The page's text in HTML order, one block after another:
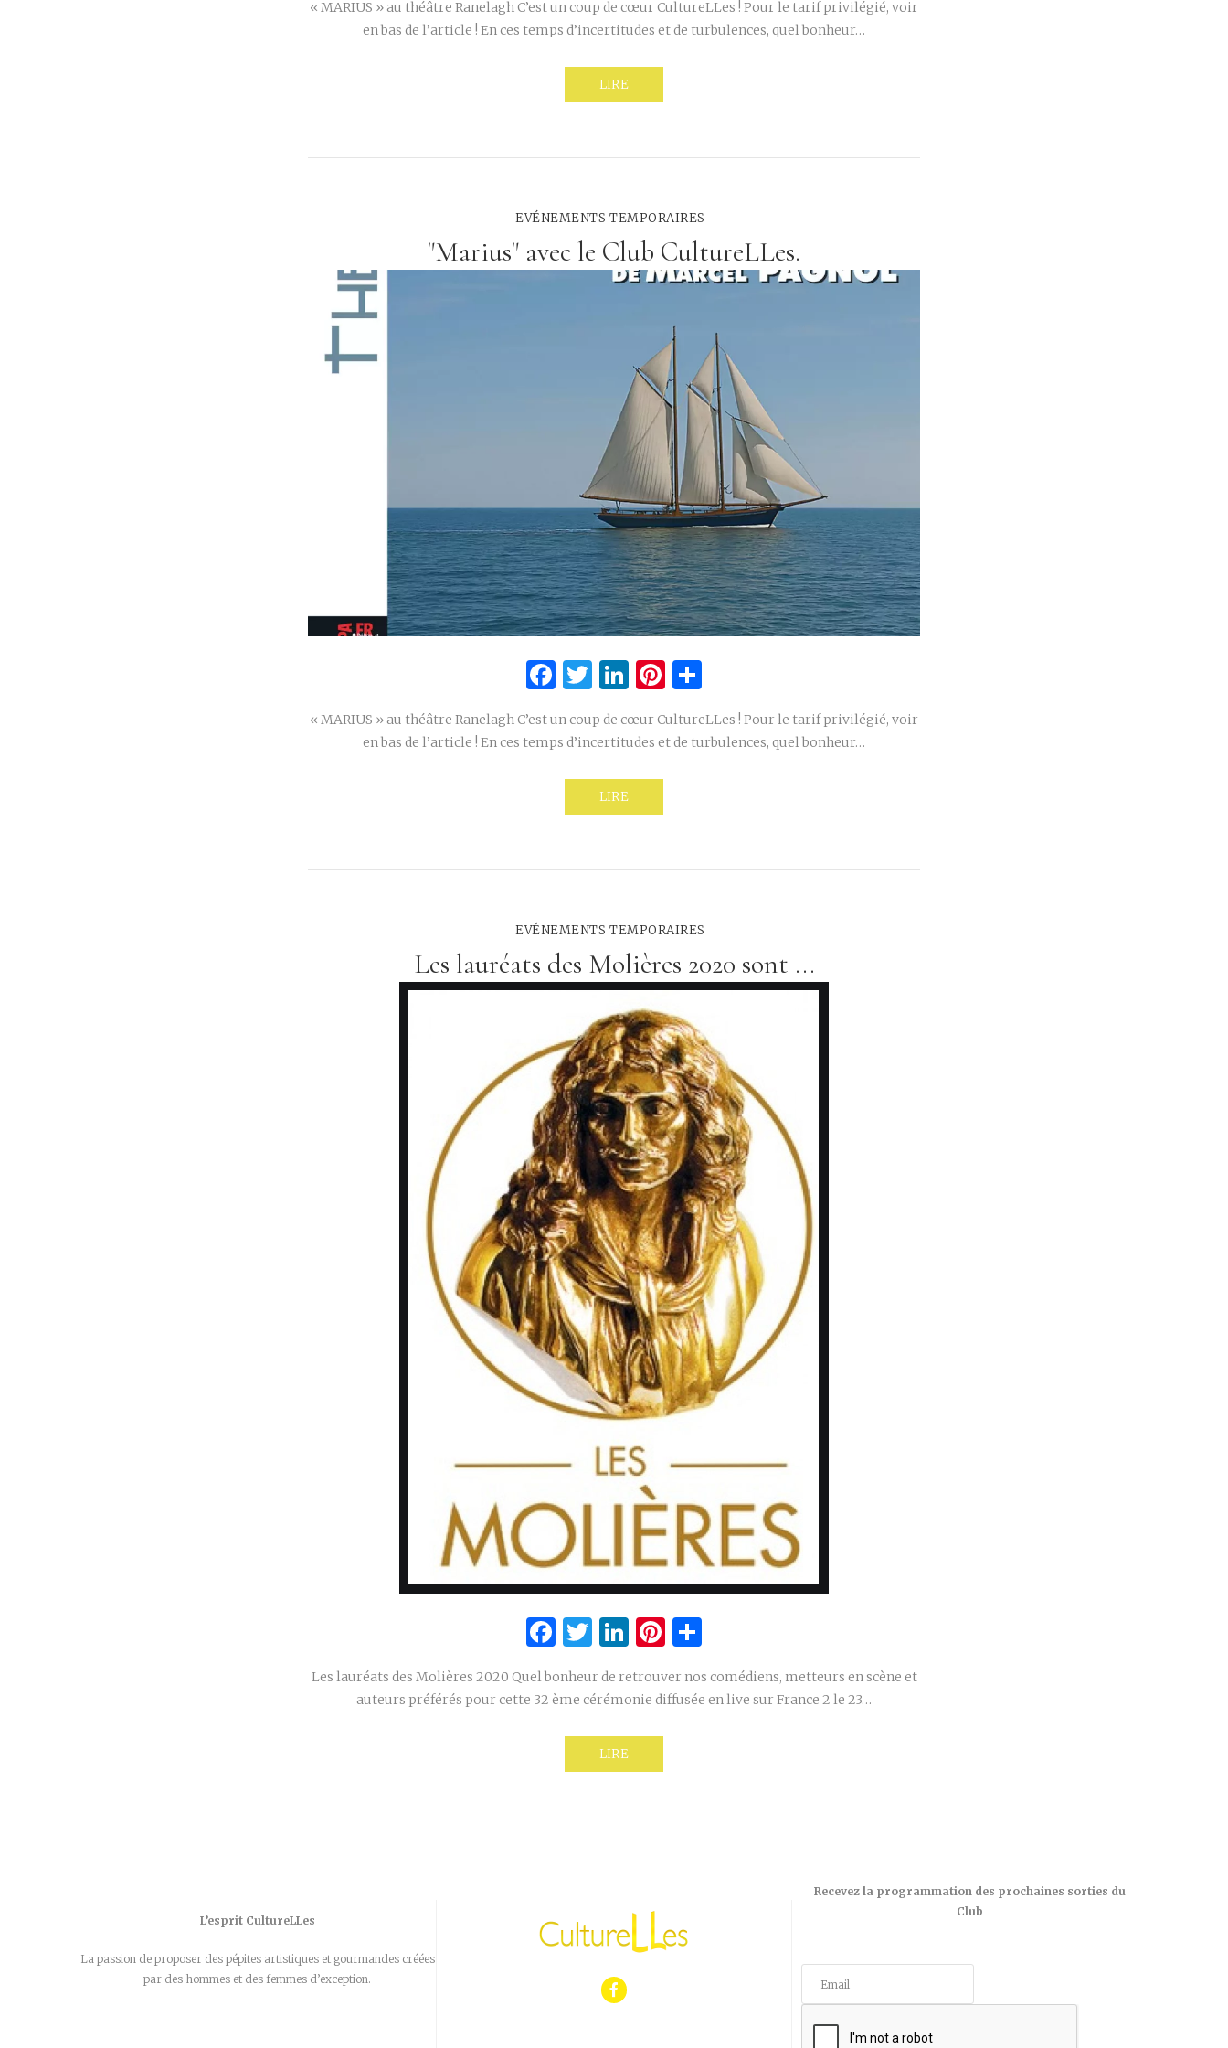
« MARIUS » au théâtre Ranelagh C’est un coup de cœur CultureLLes ! Pour le tarif privilégié, voir
en bas de l’article ! En ces temps d’incertitudes et de turbulences, quel bonheur…
LIRE
EVÉNEMENTS TEMPORAIRES
"Marius" avec le Club CultureLLes.
Facebook
Twitter
LinkedIn
Pinterest
« MARIUS » au théâtre Ranelagh C’est un coup de cœur CultureLLes ! Pour le tarif privilégié, voir
en bas de l’article ! En ces temps d’incertitudes et de turbulences, quel bonheur…
LIRE
EVÉNEMENTS TEMPORAIRES
Les lauréats des Molières 2020 sont ...
Facebook
Twitter
LinkedIn
Pinterest
Les lauréats des Molières 2020 Quel bonheur de retrouver nos comédiens, metteurs en scène et
auteurs préférés pour cette 32 ème cérémonie diffusée en live sur France 2 le 23…
LIRE
L’esprit CultureLLes
La passion de proposer des pépites artistiques et gourmandes créées
par des hommes et des femmes d’exception.
Recevez la programmation des prochaines sorties du
Club